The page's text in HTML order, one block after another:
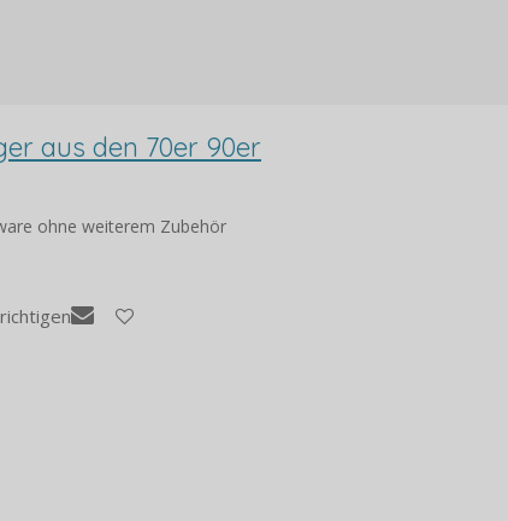
aus den 70er 90er
ohne weiterem Zubehör